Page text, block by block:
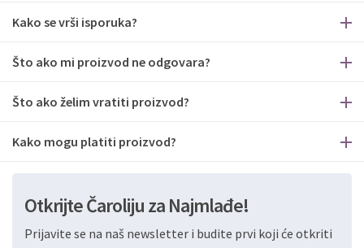
Kako se vrši isporuka?
Što ako mi proizvod ne odgovara?
Što ako želim vratiti proizvod?
Kako mogu platiti proizvod?
Otkrijte Čaroliju za Najmlađe!
Prijavite se na naš newsletter i budite prvi koji će otkriti